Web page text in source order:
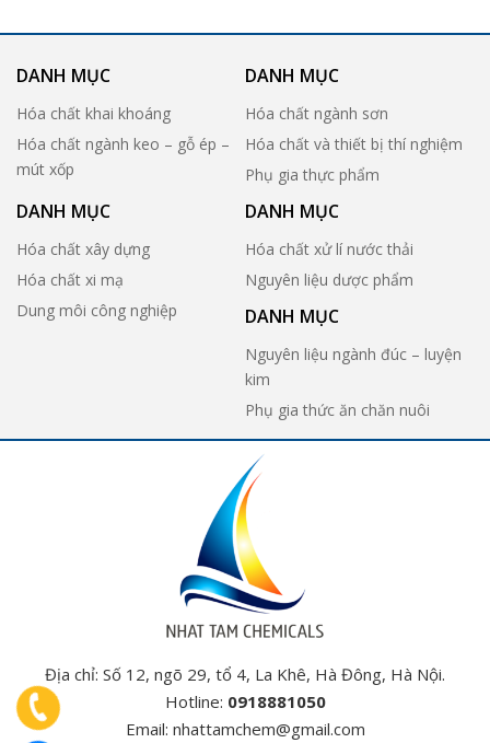
DANH MỤC
Hóa chất khai khoáng
Hóa chất ngành keo – gỗ ép –
mút xốp
DANH MỤC
Hóa chất ngành sơn
Hóa chất và thiết bị thí nghiệm
Phụ gia thực phẩm
DANH MỤC
Hóa chất xây dựng
Hóa chất xi mạ
Dung môi công nghiệp
DANH MỤC
Hóa chất xử lí nước thải
Nguyên liệu dược phẩm
DANH MỤC
Nguyên liệu ngành đúc – luyện
kim
Phụ gia thức ăn chăn nuôi
Địa chỉ: Số 12, ngõ 29, tổ 4, La Khê, Hà Đông, Hà Nội.
Hotline: 0918881050
Email: nhattamchem@gmail.com